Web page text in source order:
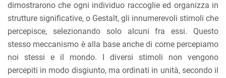
dimostrarono che ogni individuo raccoglie ed organizza in
strutture significative, o Gestalt, gli innumerevoli stimoli che
percepisce, selezionando solo alcuni fra essi. Questo
stesso meccanismo è alla base anche di come percepiamo
noi stessi e il mondo. I diversi stimoli non vengono
percepiti in modo disgiunto, ma ordinati in unità, secondo il